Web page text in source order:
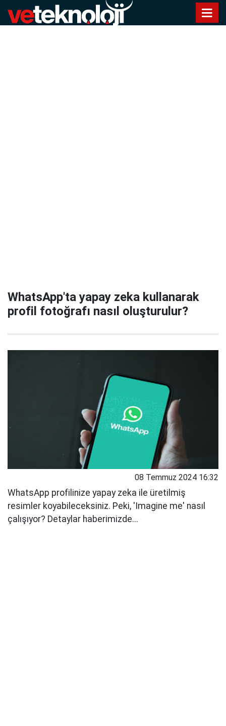
WhatsApp'ta yapay zeka kullanarak
profil fotoğrafı nasıl oluşturulur?
08 Temmuz 2024 16:32
WhatsApp profilinize yapay zeka ile üretilmiş
resimler koyabileceksiniz. Peki, 'Imagine me' nasıl
çalışıyor? Detaylar haberimizde...